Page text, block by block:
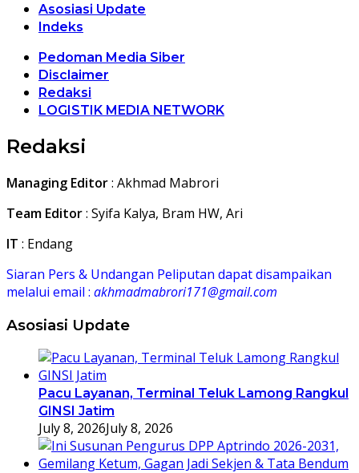
Asosiasi Update
Indeks
Pedoman Media Siber
Disclaimer
Redaksi
LOGISTIK MEDIA NETWORK
Redaksi
Managing Editor: Akhmad Mabrori
Team Editor: Syifa Kalya, Bram HW, Ari
IT : Endang
Siaran Pers & Undangan Peliputan dapat disampaikan
melalui email : akhmadmabrori171@gmail.com
Asosiasi Update
Pacu Layanan, Terminal Teluk Lamong Rangkul
GINSI Jatim
July 8, 2026July 8, 2026